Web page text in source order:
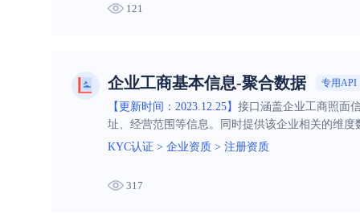
121
企业工商基本信息-聚合数据 专用API
【更新时间：2023.12.25】 接口涵盖企业工商照面
址、经营范围等信息。同时提供该企业相关的维
司、联系电话、联系邮箱等信息。让您仅需一次
KYC认证 > 企业资质 > 注册资质
317